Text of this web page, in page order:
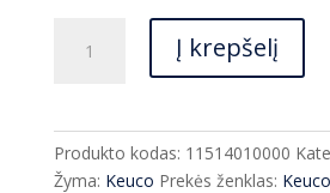
was:
€23.00.
is:
kiekis:
E400
11514
Į krepšelį
Produkto kodas: 11514010000
Žyma: Keuco Prekės ženklas: Keuco